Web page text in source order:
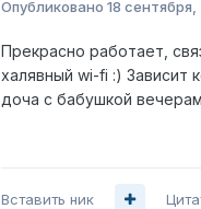
Опубликовано 18 сентября,
Прекрасно работает,
халявный wi-fi :) Зависит
доча с бабушкой
Вставить ник